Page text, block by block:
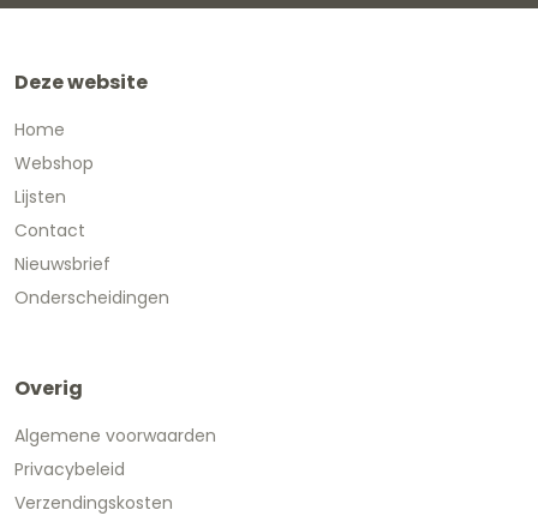
Deze website
Home
Webshop
Lijsten
Contact
Nieuwsbrief
Onderscheidingen
Overig
Algemene voorwaarden
Privacybeleid
Verzendingskosten